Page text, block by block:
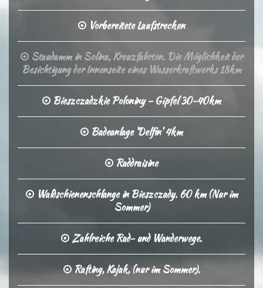
Vorbereitete Laufstrecken
Staudamm in Solina, Kreuzfahrten. Die Möglichkeit der
Besichtigung der Innenseite eines Wasserkraftwerks 18km
Bieszczadzkie Poloniny – Gipfel 30-40km
Badeanlage 'Delfin' 4km
Raddraisine
Waldschienenschlange in Bieszczady. 60 km (Nur im
Sommer)
Zahlreiche Rad- und Wanderwege.
Rafting, Kajak, (nur im Sommer).